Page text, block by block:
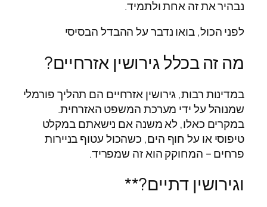
נבהיר את זה אחת ולתמיד.
לפני הכול, בואו נדבר על ההבדל הבסיסי
מה זה בכלל גירושין אזרחיים?
במדינות רבות, גירושין אזרחיים הם תהליך פורמלי
שמנוהל על ידי מערכת המשפט האזרחית.
במקרים כאלו, לא משנה אם נישאתם במקלט
טיפוסי או על חוף הים, כשהכול עטוף בניירות
פרחים – המחוקק הוא זה שמפריד.
וגירושין דתיים?**